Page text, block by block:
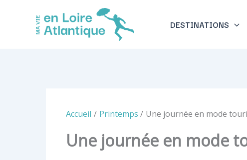
DESTINATIONS
Accueil Printemps Une journée en mode
Une journée en mode